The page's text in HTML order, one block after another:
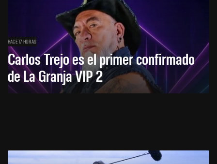
HACE 17 HORAS
Carlos Trejo es el primer confirmado
de La Granja VIP 2